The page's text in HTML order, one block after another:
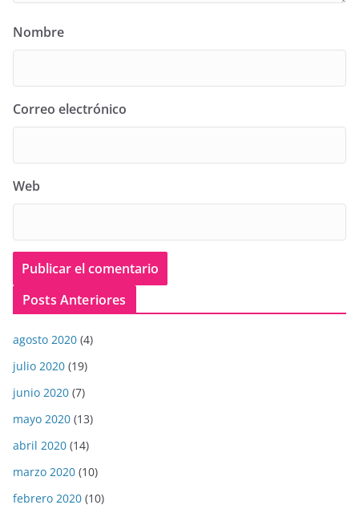
Nombre
Correo electrónico
Web
Posts Anteriores
agosto 2020 (4)
julio 2020 (19)
junio 2020 (7)
mayo 2020 (13)
abril 2020 (14)
marzo 2020 (10)
febrero 2020 (10)